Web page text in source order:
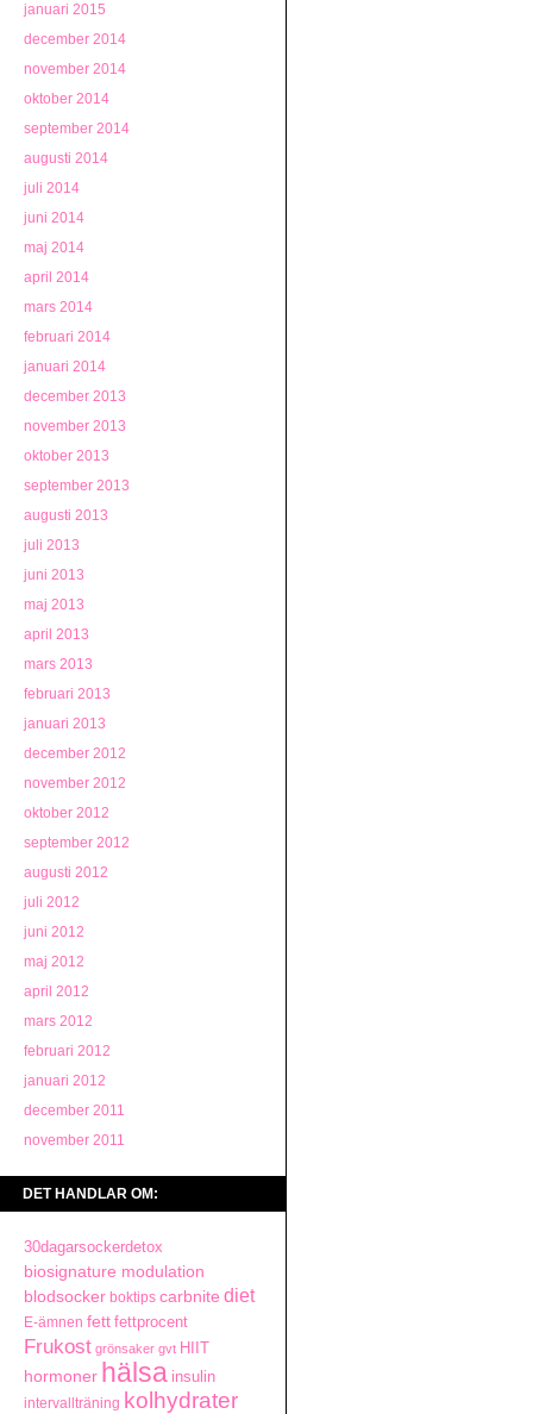
januari 2015
december 2014
november 2014
oktober 2014
september 2014
augusti 2014
juli 2014
juni 2014
maj 2014
april 2014
mars 2014
februari 2014
januari 2014
december 2013
november 2013
oktober 2013
september 2013
augusti 2013
juli 2013
juni 2013
maj 2013
april 2013
mars 2013
februari 2013
januari 2013
december 2012
november 2012
oktober 2012
september 2012
augusti 2012
juli 2012
juni 2012
maj 2012
april 2012
mars 2012
februari 2012
januari 2012
december 2011
november 2011
DET HANDLAR OM:
30dagarsockerdetox
biosignature modulation
blodsocker boktips carbnite diet
E-ämnen fett fettprocent
Frukost grönsaker gvt HIIT
hormoner hälsa insulin
intervallträning kolhydrater